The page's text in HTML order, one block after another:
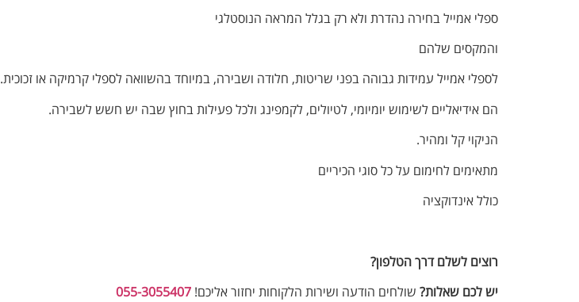
ספלי אמייל בחירה נהדרת ולא רק בגלל המראה הנוסטלגי
והמקסים שלהם
לספלי אמייל עמידות גבוהה בפני שריטות, חלודה ושבירה, במיוחד בהשוואה לספלי קרמיקה או זכוכית.
הם אידיאליים לשימוש יומיומי, לטיולים, לקמפינג ולכל פעילות בחוץ שבה יש חשש לשבירה.
הניקוי קל ומהיר.
מתאימים לחימום על כל סוגי הכיריים
כולל אינדוקציה
רוצים לשלם דרך הטלפון?
יש לכם שאלות? שולחים הודעה ושירות הלקוחות יחזור אליכם! 055-3055407‬